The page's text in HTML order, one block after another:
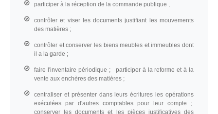
participer à la réception de la commande publique ,
contrôler et viser les documents justifiant les mouvements
des matières ;
contrôler et conserver les biens meubles et immeubles dont
il a la garde ;
faire l'inventaire périodique ; participer à la reforme et à la
vente aux enchères des matières ;
centraliser et présenter dans leurs écritures les opérations
exécutées par d'autres comptables pour leur compte ;
conserver les documents et les pièces justificatives des